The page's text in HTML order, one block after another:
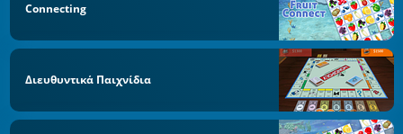
Connecting
Διευθυντικά Παιχνίδια